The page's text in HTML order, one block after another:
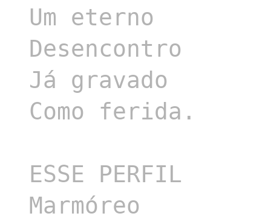
Um eterno
Desencontro
Já gravado
Como ferida.
ESSE PERFIL
Marmóreo